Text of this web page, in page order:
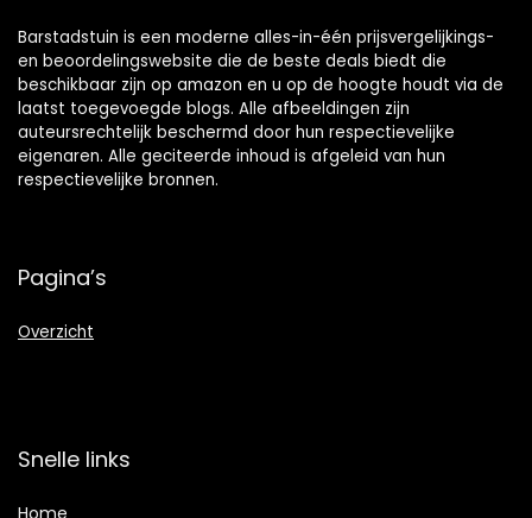
Barstadstuin is een moderne alles-in-één prijsvergelijkings-
en beoordelingswebsite die de beste deals biedt die
beschikbaar zijn op amazon en u op de hoogte houdt via de
laatst toegevoegde blogs. Alle afbeeldingen zijn
auteursrechtelijk beschermd door hun respectievelijke
eigenaren. Alle geciteerde inhoud is afgeleid van hun
respectievelijke bronnen.
Pagina’s
Overzicht
Snelle links